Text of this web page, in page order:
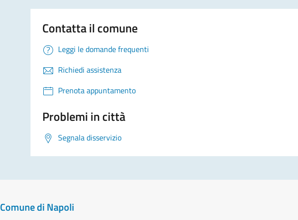
Contatta il comune
Leggi le domande frequenti
Richiedi assistenza
Prenota appuntamento
Problemi in città
Segnala disservizio
Comune di Napoli